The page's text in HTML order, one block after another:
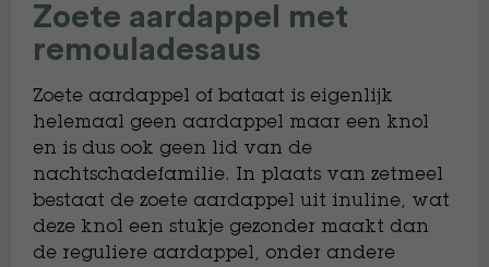
Zoete aardappel met
remouladesaus
Zoete aardappel of bataat is eigenlijk
helemaal geen aardappel maar een knol
en is dus ook geen lid van de
nachtschadefamilie. In plaats van zetmeel
bestaat de zoete aardappel uit inuline, wat
deze knol een stukje gezonder maakt dan
de reguliere aardappel, onder andere